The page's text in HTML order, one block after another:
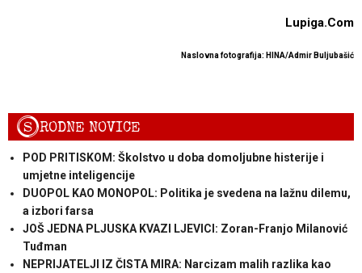
Lupiga.Com
Naslovna fotografija: HINA/Admir Buljubašić
SRODNE NOVICE
POD PRITISKOM: Školstvo u doba domoljubne histerije i
umjetne inteligencije
DUOPOL KAO MONOPOL: Politika je svedena na lažnu dilemu,
a izbori farsa
JOŠ JEDNA PLJUSKA KVAZI LJEVICI: Zoran-Franjo Milanović
Tuđman
NEPRIJATELJI IZ ČISTA MIRA: Narcizam malih razlika kao